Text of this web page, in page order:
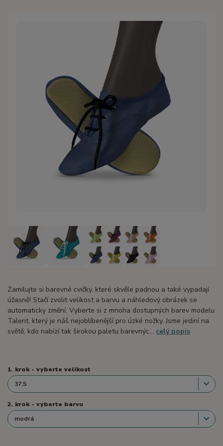
Zamilujte si barevné cvičky, které skvěle padnou a také vypadají
úžasně! Stačí zvolit velikost a barvu a náhledový obrázek se
automaticky změní. Vyberte si z mnoha dostupných barev modelu
Talent, který je náš nejoblíbenější pro úzké nožky. Jsme jediní na
světě, kdo nabízí tak širokou paletu barevnýc... celý popis
1. krok - vyberte velikost
2. krok - vyberte barvu